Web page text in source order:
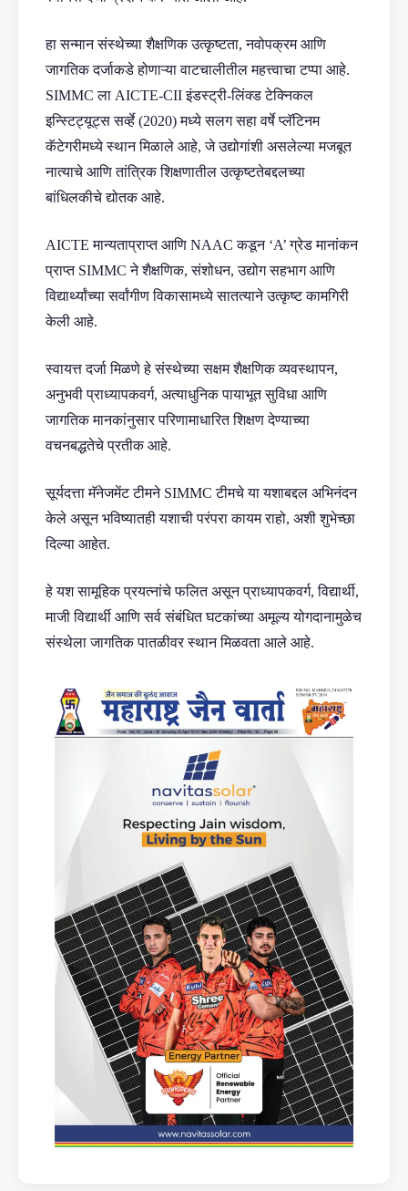
हा सन्मान संस्थेच्या शैक्षणिक उत्कृष्टता, नवोपक्रम आणि
जागतिक दर्जाकडे होणाऱ्या वाटचालीतील महत्त्वाचा टप्पा आहे.
SIMMC ला AICTE-CII इंडस्ट्री-लिंक्ड टेक्निकल
इन्स्टिट्यूट्स सर्व्हे (2020) मध्ये सलग सहा वर्षे प्लॅटिनम
कॅटेगरीमध्ये स्थान मिळाले आहे, जे उद्योगांशी असलेल्या मजबूत
नात्याचे आणि तांत्रिक शिक्षणातील उत्कृष्टतेबद्दलच्या
बांधिलकीचे द्योतक आहे.
AICTE मान्यताप्राप्त आणि NAAC कडून ‘A’ ग्रेड मानांकन
प्राप्त SIMMC ने शैक्षणिक, संशोधन, उद्योग सहभाग आणि
विद्यार्थ्यांच्या सर्वांगीण विकासामध्ये सातत्याने उत्कृष्ट कामगिरी
केली आहे.
स्वायत्त दर्जा मिळणे हे संस्थेच्या सक्षम शैक्षणिक व्यवस्थापन,
अनुभवी प्राध्यापकवर्ग, अत्याधुनिक पायाभूत सुविधा आणि
जागतिक मानकांनुसार परिणामाधारित शिक्षण देण्याच्या
वचनबद्धतेचे प्रतीक आहे.
सूर्यदत्ता मॅनेजमेंट टीमने SIMMC टीमचे या यशाबद्दल अभिनंदन
केले असून भविष्यातही यशाची परंपरा कायम राहो, अशी शुभेच्छा
दिल्या आहेत.
हे यश सामूहिक प्रयत्नांचे फलित असून प्राध्यापकवर्ग, विद्यार्थी,
माजी विद्यार्थी आणि सर्व संबंधित घटकांच्या अमूल्य योगदानामुळेच
संस्थेला जागतिक पातळीवर स्थान मिळवता आले आहे.